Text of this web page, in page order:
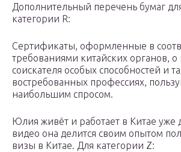
Дополнительный перечень бумаг
категории R:
Сертификаты, оформленные в
требованиями китайских органов, о
соискателя особых способностей и
востребованных профессиях,
наибольшим спросом.
Юлия живёт и работает в Китае уже
видео она делится своим опытом
визы в Китае. Для категории Z: